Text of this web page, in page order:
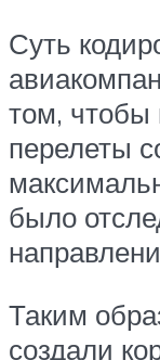
Суть
том,
перелеты
было
Таким
создали